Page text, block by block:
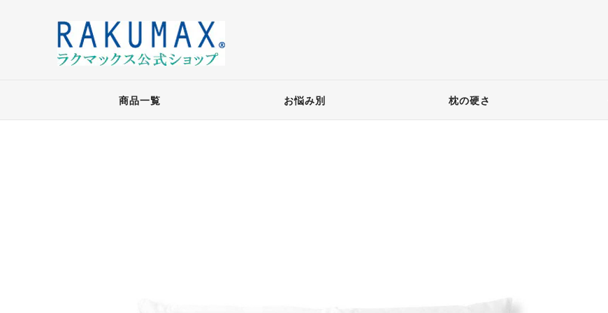
商品一覧 お悩み別 枕の硬さ